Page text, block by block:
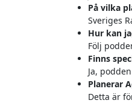
På vilka
Sveriges
Hur kan
Följ
Finns
Ja,
Planerar
Detta är